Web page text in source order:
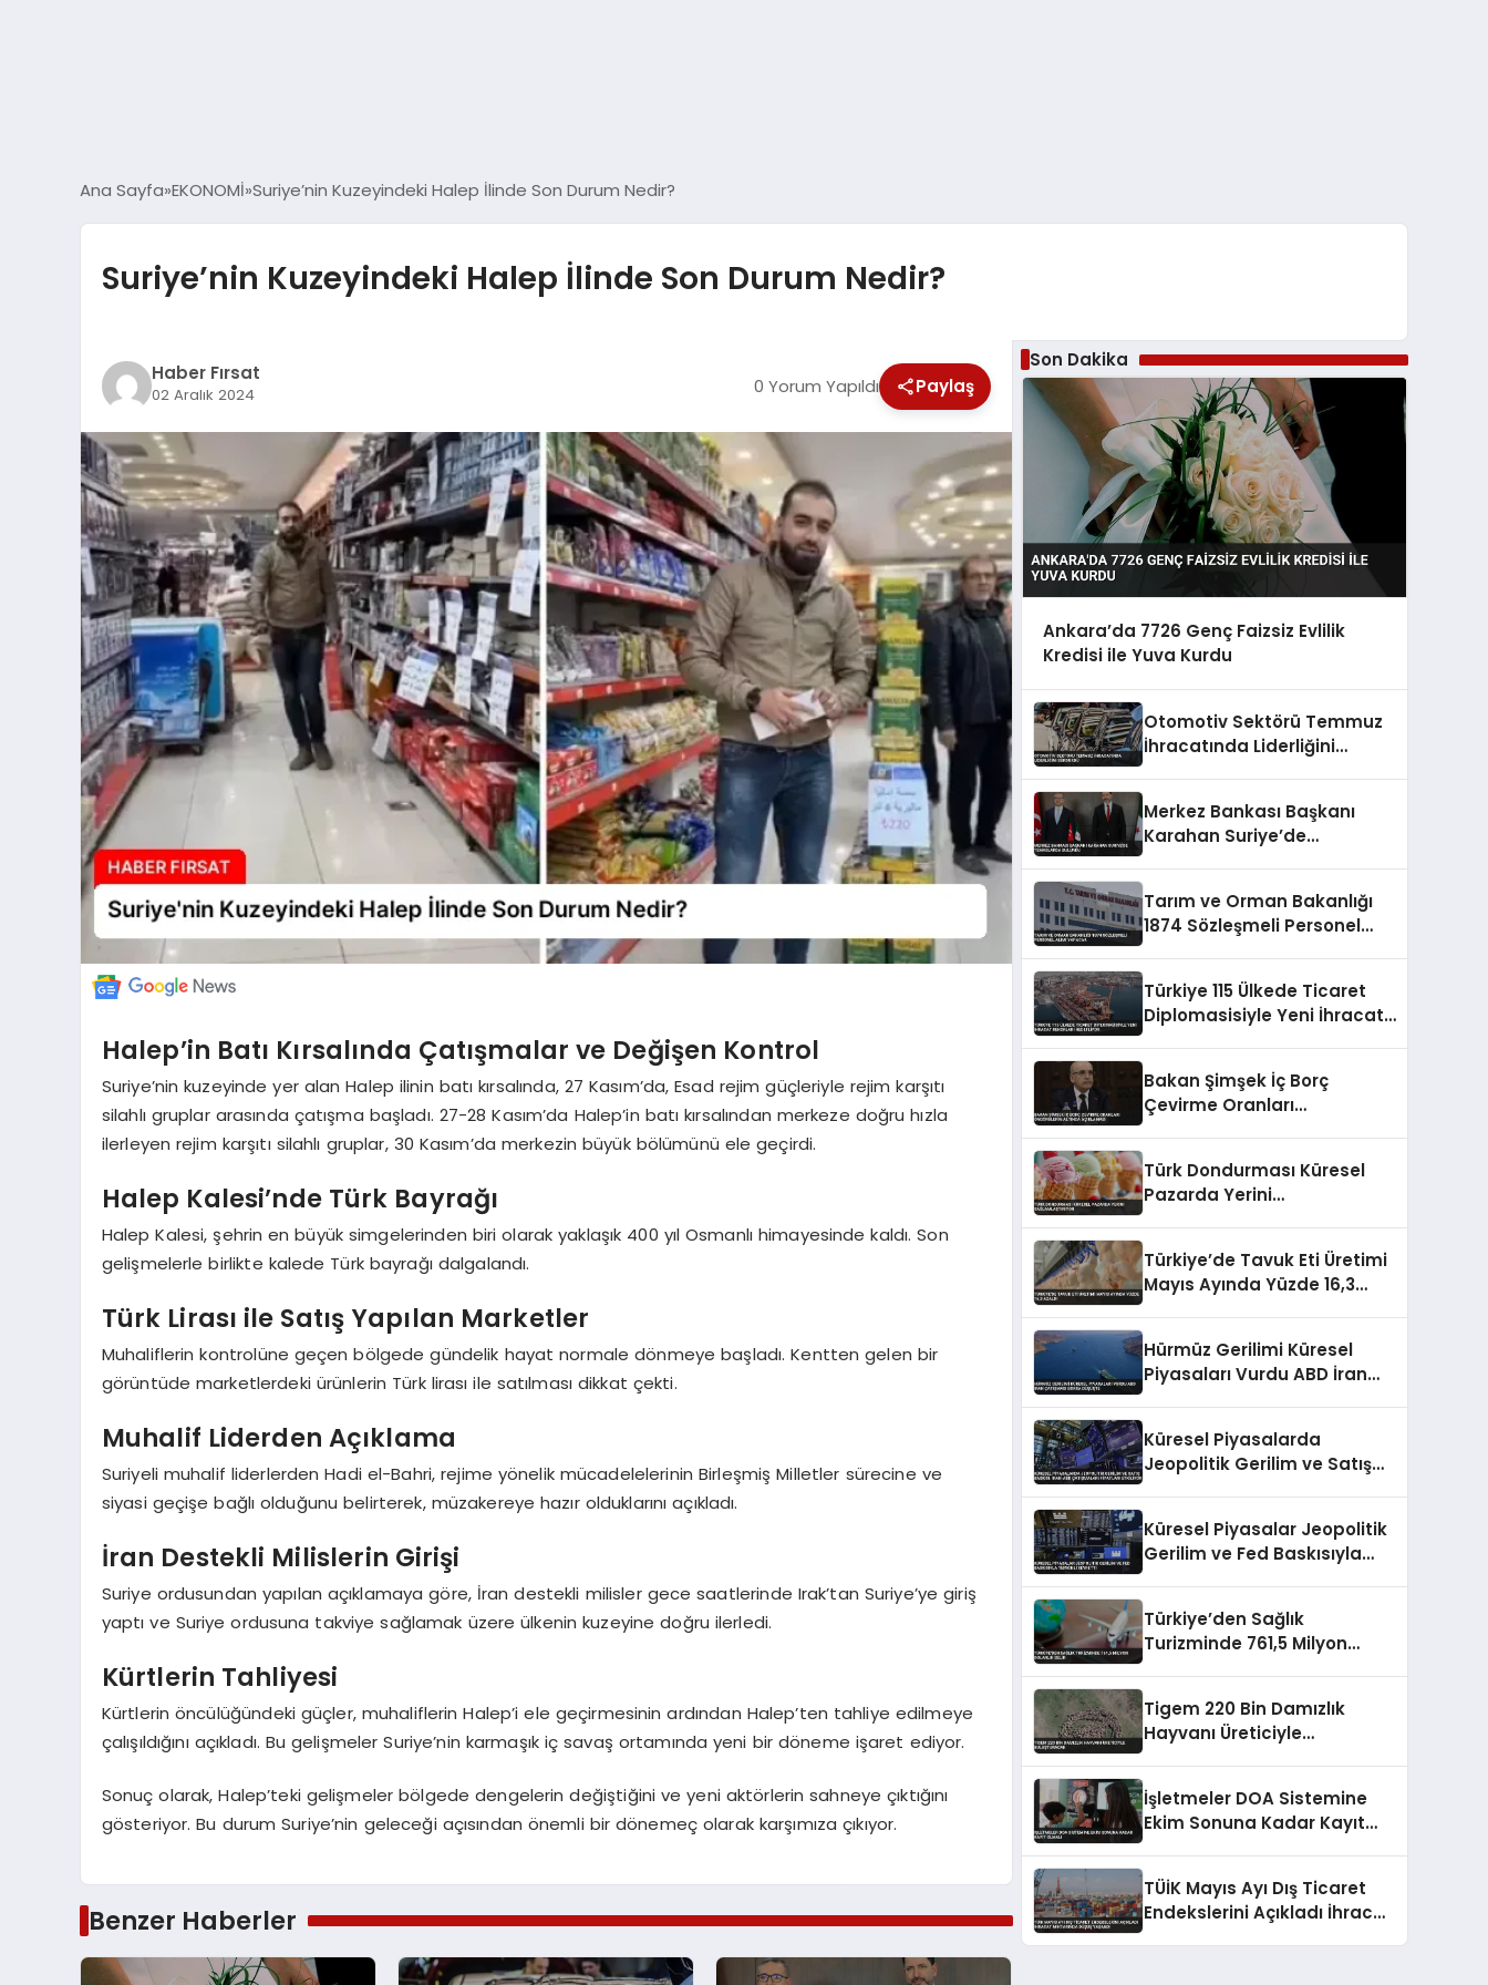
Ana Sayfa EKONOMİ Suriye’nin Kuzeyindeki Halep İlinde Son Durum Nedir?
Suriye’nin Kuzeyindeki Halep İlinde Son Durum Nedir?
Haber Fırsat
02 Aralık 2024 0 Yorum Yapıldı Paylaş
Halep’in Batı Kırsalında Çatışmalar ve Değişen Kontrol
Suriye’nin kuzeyinde yer alan Halep ilinin batı kırsalında, 27 Kasım’da, Esad rejim güçleriyle rejim karşıtı
silahlı gruplar arasında çatışma başladı. 27-28 Kasım’da Halep’in batı kırsalından merkeze doğru hızla
ilerleyen rejim karşıtı silahlı gruplar, 30 Kasım’da merkezin büyük bölümünü ele geçirdi.
Halep Kalesi’nde Türk Bayrağı
Halep Kalesi, şehrin en büyük simgelerinden biri olarak yaklaşık 400 yıl Osmanlı himayesinde kaldı. Son
gelişmelerle birlikte kalede Türk bayrağı dalgalandı.
Türk Lirası ile Satış Yapılan Marketler
Muhaliflerin kontrolüne geçen bölgede gündelik hayat normale dönmeye başladı. Kentten gelen bir
görüntüde marketlerdeki ürünlerin Türk lirası ile satılması dikkat çekti.
Muhalif Liderden Açıklama
Suriyeli muhalif liderlerden Hadi el-Bahri, rejime yönelik mücadelelerinin Birleşmiş Milletler sürecine ve
siyasi geçişe bağlı olduğunu belirterek, müzakereye hazır olduklarını açıkladı.
İran Destekli Milislerin Girişi
Suriye ordusundan yapılan açıklamaya göre, İran destekli milisler gece saatlerinde Irak’tan Suriye’ye giriş
yaptı ve Suriye ordusuna takviye sağlamak üzere ülkenin kuzeyine doğru ilerledi.
Kürtlerin Tahliyesi
Kürtlerin öncülüğündeki güçler, muhaliflerin Halep’i ele geçirmesinin ardından Halep’ten tahliye edilmeye
çalışıldığını açıkladı. Bu gelişmeler Suriye’nin karmaşık iç savaş ortamında yeni bir döneme işaret ediyor.
Sonuç olarak, Halep’teki gelişmeler bölgede dengelerin değiştiğini ve yeni aktörlerin sahneye çıktığını
gösteriyor. Bu durum Suriye’nin geleceği açısından önemli bir dönemeç olarak karşımıza çıkıyor.
Benzer Haberler
Son Dakika
Ankara’da 7726 Genç Faizsiz Evlilik
Kredisi ile Yuva Kurdu
Otomotiv Sektörü Temmuz
İhracatında Liderliğini
Merkez Bankası Başkanı
Karahan Suriye’de
Tarım ve Orman Bakanlığı
1874 Sözleşmeli Personel
Türkiye 115 Ülkede Ticaret
Diplomasisiyle Yeni İhracat
Bakan Şimşek İç Borç
Çevirme Oranları
Türk Dondurması Küresel
Pazarda Yerini
Türkiye’de Tavuk Eti Üretimi
Mayıs Ayında Yüzde 16,3
Hürmüz Gerilimi Küresel
Piyasaları Vurdu ABD İran
Küresel Piyasalarda
Jeopolitik Gerilim ve Satış
Küresel Piyasalar Jeopolitik
Gerilim ve Fed Baskısıyla
Türkiye’den Sağlık
Turizminde 761,5 Milyon
Tigem 220 Bin Damızlık
Hayvanı Üreticiyle
İşletmeler DOA Sistemine
Ekim Sonuna Kadar Kayıt
TÜİK Mayıs Ayı Dış Ticaret
Endekslerini Açıkladı İhracat